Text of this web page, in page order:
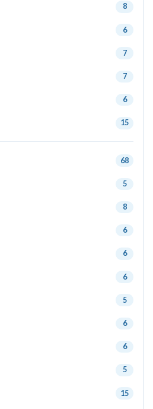
8
6
7
7
6
15
68
5
8
6
6
6
5
6
6
5
15